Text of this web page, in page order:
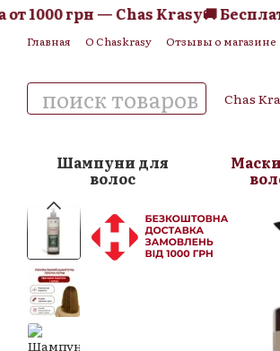
Перейти к основному контенту
1000 грн — Chas Krasy🚚
Главная О Chaskrasy Отзывы о магазине
Chas
Шампуни для
волос